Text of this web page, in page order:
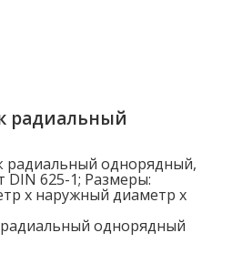
радиальный
радиальный однорядный,
DIN 625-1; Размеры:
x наружный диаметр x
радиальный однорядный